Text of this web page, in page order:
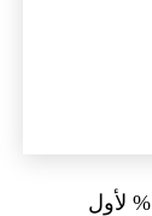
يحصل مشتركو Google One Premium 2TB الحاليون تلقائيًا على مزايا AI Plus. عرض الإطلاق: خصم 50% لأول